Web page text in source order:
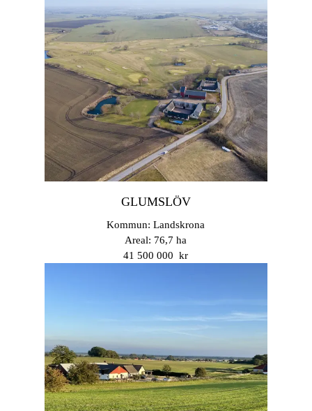
GLUMSLÖV
Kommun: Landskrona
Areal: 76,7 ha
41 500 000 kr